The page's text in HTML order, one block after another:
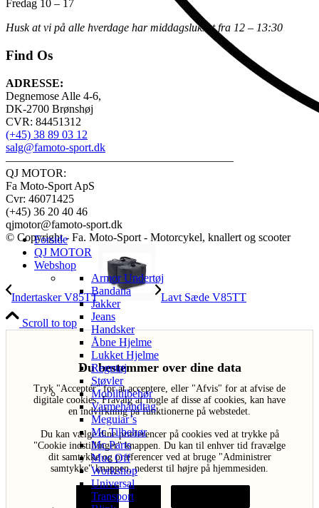
Forside
QJ MOTOR
Webshop
Armor Undertøj
Bandana
Jakker
Jeans
Handsker
Åbne Hjelme
Lukket Hjelme
Regntøj
Støvler
Mobiltilbehør
Varmehåndtag
Meguiar’s
Mc Tilbehør
Mc Parts
Muc Off
Workshop
Universal
Transport
Fredag 10 – 17
Husk at vi på alle hverdage har middagslukket fra 12 – 13:30
Find Os
ADRESSE:
Degnemose Alle 4-6,
DK-2700 Brønshøj
CVR: 84451312
(+45) 38 89 03 12
salg@famoto-sport.dk
————————————————————
QJ MOTOR:
Fa Moto-Sport ApS
Cvr: 46071425
(+45) 36 20 40 46
qjmotor@famoto-sport.dk
© Copyright - Fa. Moto-Sport - Motorcykel, knallert og scooter
Indertasker V85TT Lavt Sæde V85TT
Scroll to top
Du bestemmer over dine data
Tryk "Acceptér" for at acceptere, eller "Afvis" for at afvise de
digitale cookies. Fravalg af nogle af disse af cookies, kan have
en indvirkning på funktionerne på webstedet.
Du kan vælge dine præferencer på cookies ved at trykke på
"Cookie indstillinger" knappen. Du kan til enhver tid fravælge
dit samtykke og præferencer ved at bruge "Administrer
samtykke" knappen, nederst til højre på hjemmesiden.
Acceptér